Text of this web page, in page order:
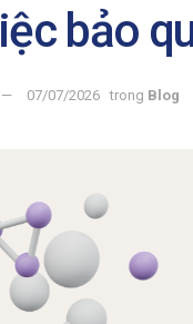
bảo
07/07/2026 trong Blog